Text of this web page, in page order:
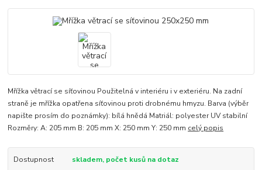
Mřížka větrací se síťovinou Použitelná v interiéru i v exteriéru. Na zadní
straně je mřížka opatřena síťovinou proti drobnému hmyzu. Barva (výběr
napište prosím do poznámky): bílá hnědá Matriál: polyester UV stabilní
Rozměry: A: 205 mm B: 205 mm X: 250 mm Y: 250 mm celý popis
Dostupnost skladem, počet kusů na dotaz